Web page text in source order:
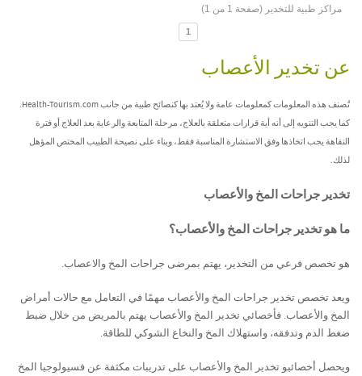
مراكز طبية للتخدير (صفحة 1 من 1)
1
عن تخدير الأعصاب
تُصنف هذه المعلومات كمعلومات عامة ولا يُعتد بها كنصائح طبية من جانب Health-Tourism.com.
كما يجب التنويه إلى أنه أية قرارات متعلقة بالعلاج، مرحلة المتابعة والرعاية بعد العلاج أو فترة
النقاهة يجب اتخاذها وفق الاستشارة المناسبة فقط، وبناء على نصيحة الطبيب المختص المؤهل
لذلك.
تخدير جراحات المخ والأعصاب
ما هو تخدير جراحات المخ والأعصاب؟
هو تخصص فرعي من التخدير، يهتم بمرضى جراحات المخ والاعصاب.
ويعد تخصص تخدير جراحات المخ والأعصاب مهمًا في التعامل مع حالات أمراض
المخ والأعصاب. فأخصائي تخدير المخ والأعصاب يهتم بالمريض من خلال ضبط
ضغط الدم وتدفقه، واستهلاك المخ والنخاع الشوكي للطاقة.
ويحصل أخصائيو تخدير المخ والأعصاب على تدريبات مكثفة عن فسيولوجيا المخ